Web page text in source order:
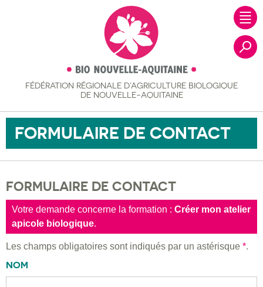
FÉDÉRATION RÉGIONALE D’AGRICULTURE BIOLOGIQUE
DE NOUVELLE-AQUITAINE
FORMULAIRE DE CONTACT
FORMULAIRE DE CONTACT
Votre demande concerne la formation : Créer mon atelier
apicole biologique.
Les champs obligatoires sont indiqués par un astérisque *.
NOM